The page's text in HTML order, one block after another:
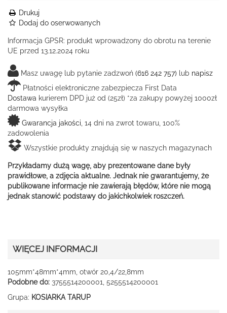
Drukuj
Dodaj do oserwowanych
Informacja GPSR: produkt wprowadzony do obrotu na terenie
UE przed 13.12.2024 roku
Masz uwagę lub pytanie zadzwoń (616 242 757) lub napisz
Płatności elektroniczne zabezpiecza First Data
Dostawa kurierem DPD już od (25zł) *za zakupy powyżej 1000zł
darmowa wysyłka
Gwarancja jakości , 14 dni na zwrot towaru, 100%
zadowolenia
Wszystkie produkty znajdują się w naszych magazynach
Przykładamy dużą wagę, aby prezentowane dane były
prawidłowe, a zdjęcia aktualne. Jednak nie gwarantujemy, że
publikowane informacje nie zawierają błędów, które nie mogą
jednak stanowić podstawy do jakichkolwiek roszczeń.
WIĘCEJ INFORMACJI
105mm*48mm*4mm, otwór 20,4/22,8mm
Podobne do: 3755514200001, 5255514200001
Grupa: KOSIARKA TARUP